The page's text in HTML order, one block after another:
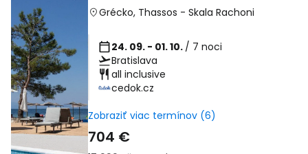
Grécko, Thassos - Skala Rachoni
24. 09. - 01. 10. / 7 noci
Bratislava
all inclusive
cedok.cz
Zobraziť viac termínov (6)
704 €